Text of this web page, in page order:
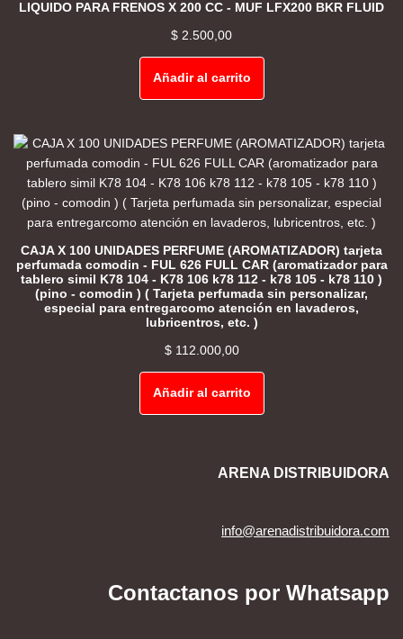
LIQUIDO PARA FRENOS X 200 CC - MUF LFX200 BKR FLUID
$ 2.500,00
Añadir al carrito
CAJA X 100 UNIDADES PERFUME (AROMATIZADOR) tarjeta
perfumada comodin - FUL 626 FULL CAR (aromatizador para
tablero simil K78 104 - K78 106 k78 112 - k78 105 - k78 110 )
(pino - comodin ) ( Tarjeta perfumada sin personalizar,
especial para entregarcomo atención en lavaderos,
lubricentros, etc. )
$112.000,00
Añadir al carrito
ARENA DISTRIBUIDORA
info@arenadistribuidora.com
Contactanos por Whatsapp